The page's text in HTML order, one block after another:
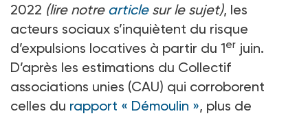
2022 (lire notre articlesur le sujet), les
acteurs sociaux s’inquiètent du risque
d’expulsions locatives à partir du 1er juin.
D’après les estimations du Collectif
associations unies (CAU) qui corroborent
celles du rapport « Démoulin », plus de